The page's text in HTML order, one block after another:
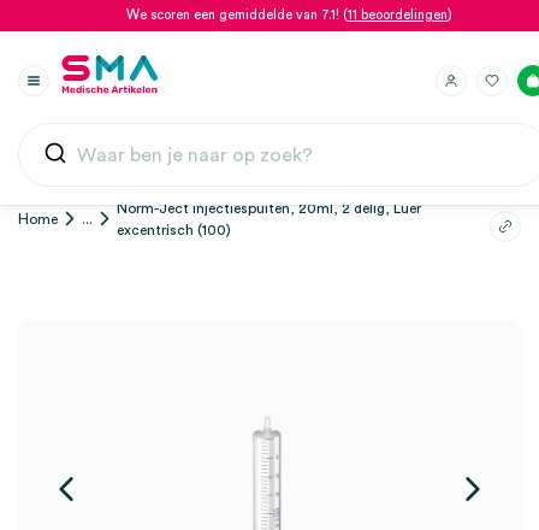
We scoren een gemiddelde van 7.1! (11 beoordelingen)
Home ...
Norm-Ject injectiespuiten, 20ml, 2 delig, Luer
excentrisch (100)